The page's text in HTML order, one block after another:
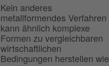
Kein anderes
metallformendes Verfahren
kann ähnlich komplexe
Formen zu vergleichbaren
wirtschaftlichen
Bedingungen herstellen wie